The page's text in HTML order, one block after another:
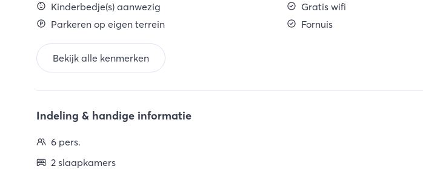
Kinderbedje(s) aanwezig
Parkeren op eigen terrein
Gratis wifi
Fornuis
Bekijk alle kenmerken
Indeling & handige informatie
6 pers.
2 slaapkamers